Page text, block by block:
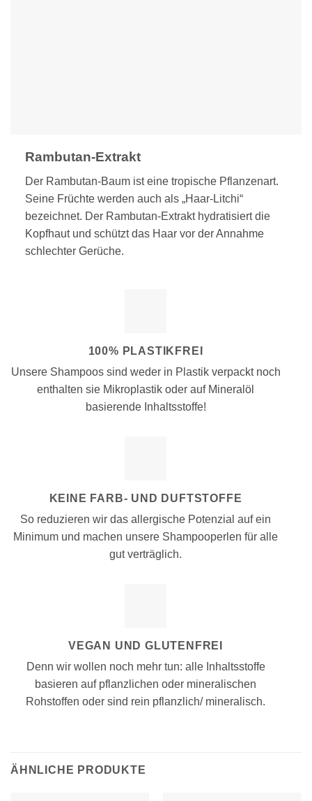
Rambutan-Extrakt
Der Rambutan-Baum ist eine tropische Pflanzenart.
Seine Früchte werden auch als „Haar-Litchi“
bezeichnet. Der Rambutan-Extrakt hydratisiert die
Kopfhaut und schützt das Haar vor der Annahme
schlechter Gerüche.
100% PLASTIKFREI
Unsere Shampoos sind weder in Plastik verpackt noch
enthalten sie Mikroplastik oder auf Mineralöl
basierende Inhaltsstoffe!
KEINE FARB- UND DUFTSTOFFE
So reduzieren wir das allergische Potenzial auf ein
Minimum und machen unsere Shampooperlen für alle
gut verträglich.
VEGAN UND GLUTENFREI
Denn wir wollen noch mehr tun: alle Inhaltsstoffe
basieren auf pflanzlichen oder mineralischen
Rohstoffen oder sind rein pflanzlich/ mineralisch.
ÄHNLICHE PRODUKTE